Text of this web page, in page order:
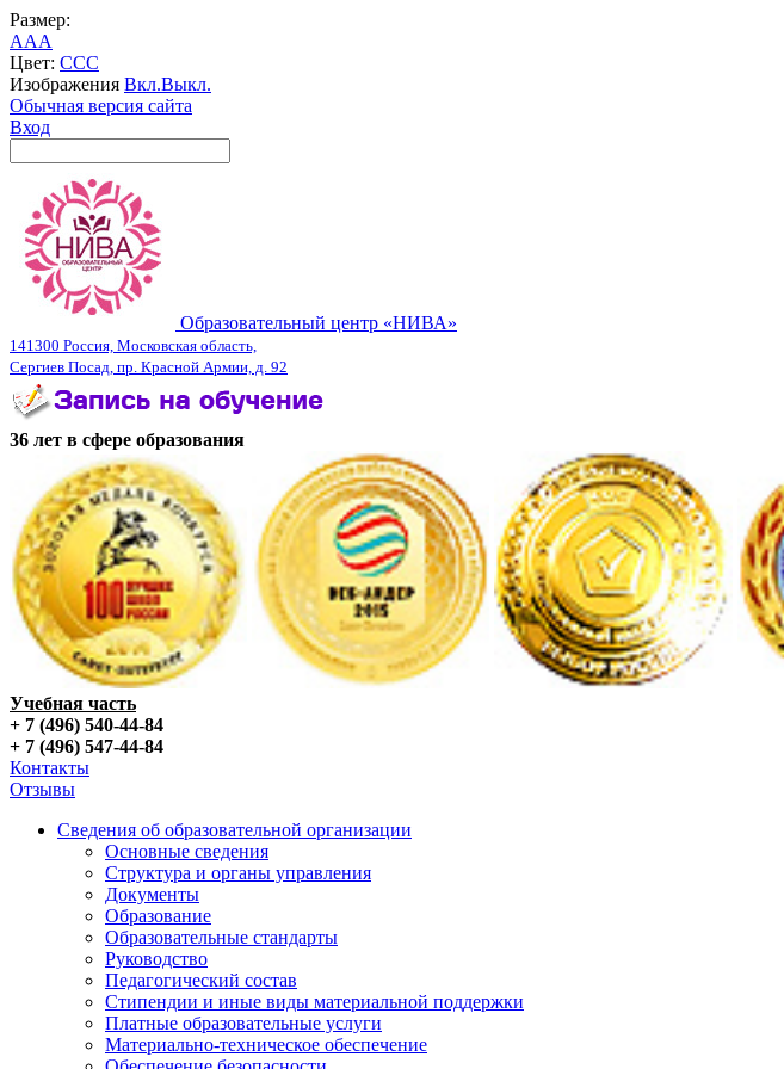
Размер:
AAA
Цвет: CCC
Изображения Вкл.Выкл.
Обычная версия сайта
Вход
Образовательный центр «НИВА»
141300 Россия, Московская область,
Сергиев Посад, пр. Красной Армии, д. 92
36 лет в сфере образования
Учебная часть
+ 7 (496) 540-44-84
+ 7 (496) 547-44-84
Контакты
Отзывы
Сведения об образовательной организации
Основные сведения
Структура и органы управления
Документы
Образование
Образовательные стандарты
Руководство
Педагогический состав
Стипендии и иные виды материальной поддержки
Платные образовательные услуги
Материально-техническое обеспечение